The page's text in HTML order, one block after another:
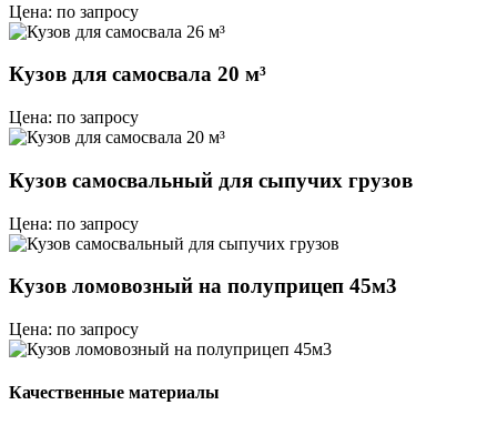
Цена: по запросу
Кузов для самосвала 20 м³
Цена: по запросу
Кузов самосвальный для сыпучих грузов
Цена: по запросу
Кузов ломовозный на полуприцеп 45м3
Цена: по запросу
Качественные материалы